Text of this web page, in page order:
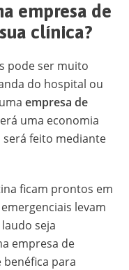
empresa de
clínica?
pode ser muito
do hospital ou
empresa de
uma economia
feito mediante
ficam prontos em
levam
seja
empresa de
para